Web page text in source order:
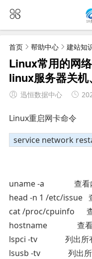
首页 帮助中心 建站知
Linux常用的网
linux服务器关
迅恒数据中心
Linux重启网卡命令
service network
uname -a 查看内
head -n 1 /etc/issue
cat /proc/cpuinfo 查
hostname 查看
lspci -tv 列出所有
lsusb -tv 列出所